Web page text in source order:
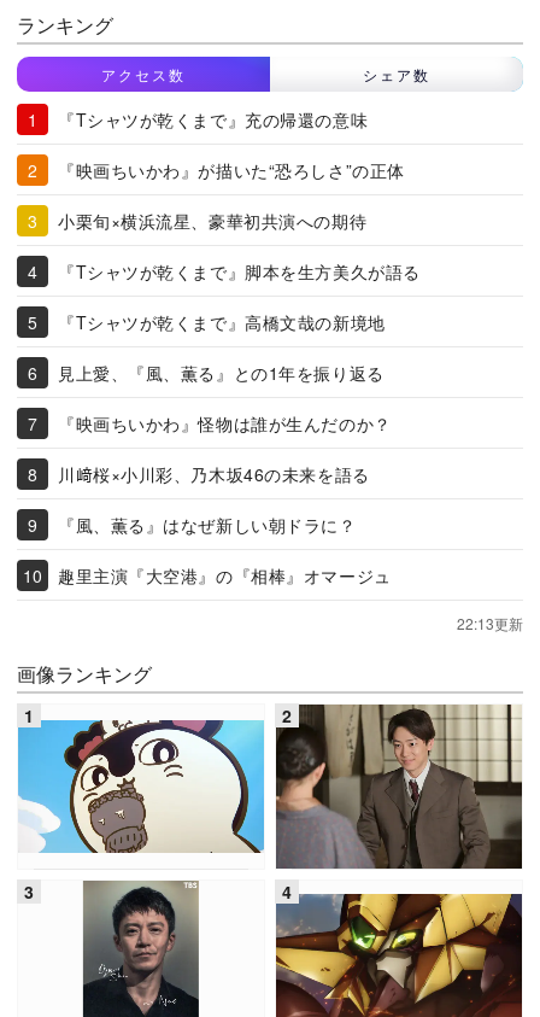
ランキング
アクセス数 シェア数
『Tシャツが乾くまで』充の帰還の意味
『映画ちいかわ』が描いた“恐ろしさ”の正体
小栗旬×横浜流星、豪華初共演への期待
『Tシャツが乾くまで』脚本を生方美久が語る
『Tシャツが乾くまで』高橋文哉の新境地
見上愛、『風、薫る』との1年を振り返る
『映画ちいかわ』怪物は誰が生んだのか？
川﨑桜×小川彩、乃木坂46の未来を語る
『風、薫る』はなぜ新しい朝ドラに？
趣里主演『大空港』の『相棒』オマージュ
22:13更新
画像ランキング